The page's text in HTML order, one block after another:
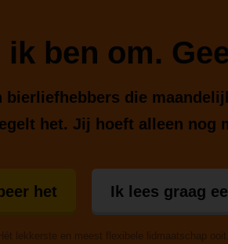
ik ben om.
die
het. Jij hoeft alleen nog
het Ik lees graag
lekkerste en meest flexibele lidmaatschap